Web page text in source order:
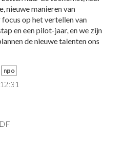
nieuwe manieren van
op het vertellen van
en een pilot-jaar, en we zijn
de nieuwe talenten ons
npo